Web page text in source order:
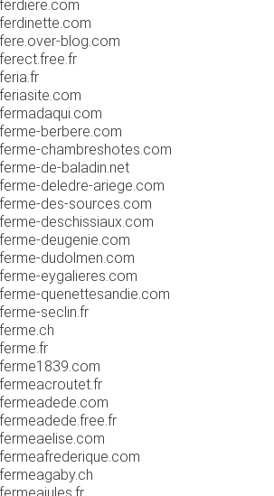
blog.com
berbere.com
chambreshotes.com
de-baladin.net
deledre-ariege.com
des-sources.com
deschissiaux.com
deugenie.com
dudolmen.com
eygalieres.com
quenettesandie.com
seclin.fr